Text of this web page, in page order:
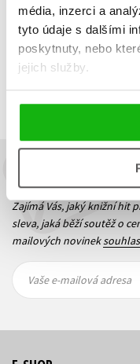
média, inzerci a
tyto údaje s dalšími
poskytnuty, nebo
jejich služby.
Zobrazuji 1 až 1 z celkem 1
Budete to
Zajímá Vás, jaký knižní hit
sleva, jaká běží soutěž o
mailových novinek
mailová
mailová
Vaše e-mailová adresa